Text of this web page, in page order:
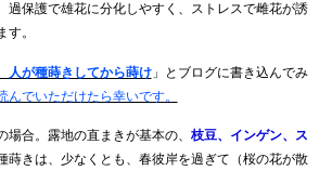
過保護で雄花に分化しやすく、ストレスで雌花が誘
。
人が種蒔きしてから蒔け」とブログに書き込んでみ
んでいただけたら幸いです。
合。露地の直まきが基本の、 枝豆、インゲン、ス
蒔きは、少なくとも、春彼岸を過ぎて（桜の花が散